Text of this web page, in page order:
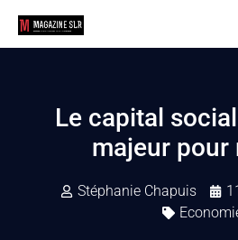
Le capital
majeur pour
Stéphanie Chapuis